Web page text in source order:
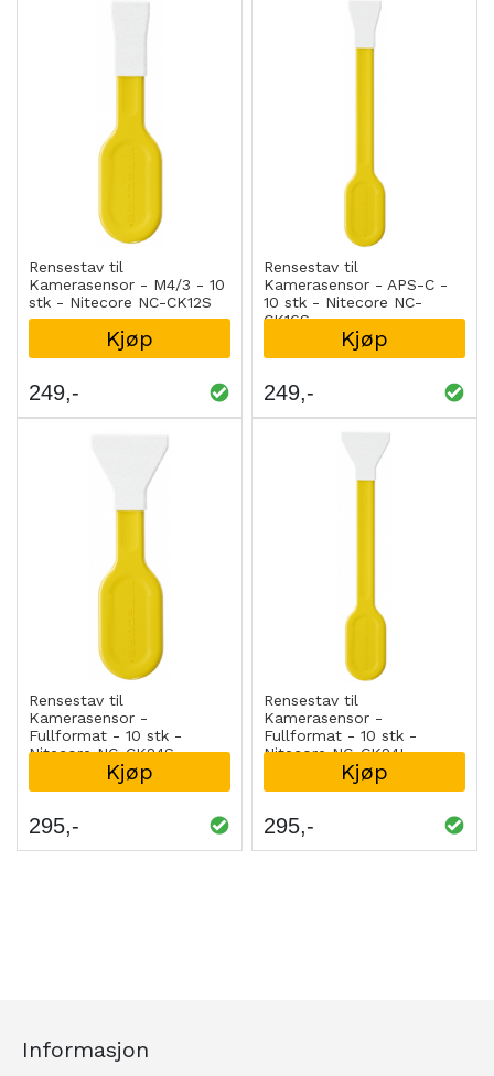
Rensestav til
Kamerasensor - M4/3 - 10
stk - Nitecore NC-CK12S
Kjøp
249
Rensestav til
Kamerasensor - APS-C -
10 stk - Nitecore NC-
CK16S
Kjøp
249
Rensestav til
Kamerasensor -
Fullformat - 10 stk -
Nitecore NC-CK24S
Kjøp
295
Rensestav til
Kamerasensor -
Fullformat - 10 stk -
Nitecore NC-CK24L
Kjøp
295
Informasjon